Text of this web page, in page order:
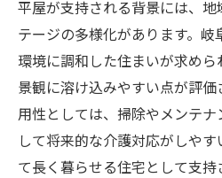
平屋が支持される背景には、
テージの多様化があります。
環境に調和した住まいが求め
景観に溶け込みやすい点が評
用性としては、掃除やメンテ
して将来的な介護対応がしや
て長く暮らせる住宅として支持